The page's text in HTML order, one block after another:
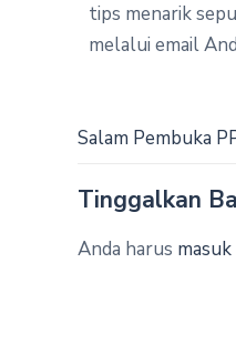
tips menarik
melalui email
Salam Pembuka
Tinggalkan
Anda harus masuk